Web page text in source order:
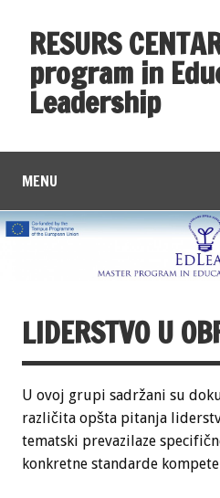
RESURS
program in
Leadership
MENU
LIDERSTVO U
U ovoj grupi sadržani su
različita opšta pitanja
tematski prevazilaze
konkretne standarde